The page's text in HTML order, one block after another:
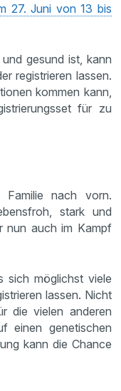
27. Juni von 13 bis
gesund ist, kann
registrieren lassen.
kommen kann,
für zu
Familie nach vorn.
stark und
nun auch im Kampf
sich möglichst viele
lassen. Nicht
die vielen anderen
einen genetischen
kann die Chance